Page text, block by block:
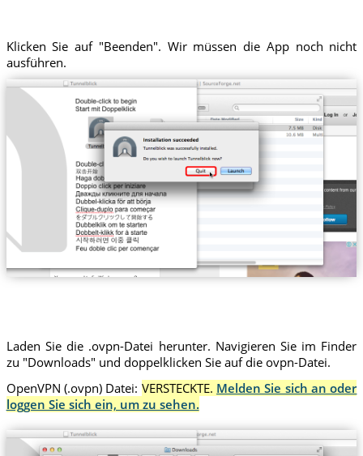
Klicken Sie auf "Beenden". Wir müssen die App noch nicht
ausführen.
Laden Sie die .ovpn-Datei herunter. Navigieren Sie im Finder
zu "Downloads" und doppelklicken Sie auf die ovpn-Datei.
OpenVPN (.ovpn) Datei: VERSTECKTE. Melden Sie sich an oder
loggen Sie sich ein, um zu sehen.